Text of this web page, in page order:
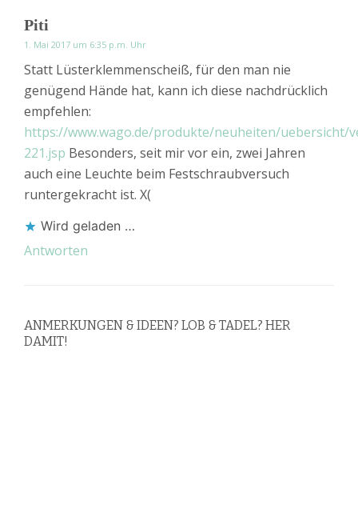
Piti
1. Mai 2017 um 6:35 p.m. Uhr
Statt Lüsterklemmenscheiß, für den man nie
genügend Hände hat, kann ich diese nachdrücklich
empfehlen:
https://www.wago.de/produkte/neuheiten/uebersicht/
221.jsp Besonders, seit mir vor ein, zwei Jahren
auch eine Leuchte beim Festschraubversuch
runtergekracht ist. X(
Wird geladen …
Antworten
ANMERKUNGEN & IDEEN? LOB & TADEL? HER
DAMIT!